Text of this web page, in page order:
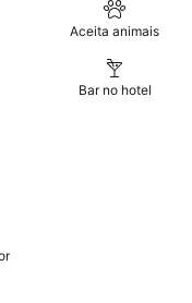
Aceita animais
Bar no hotel